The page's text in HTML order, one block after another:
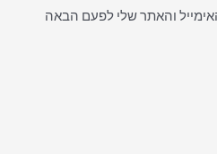
והאתר שלי לפעם הבאה